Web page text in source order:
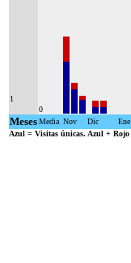
1
0
MesesMedia Nov Dic Ene
Azul = Visitas únicas. Azul + Rojo